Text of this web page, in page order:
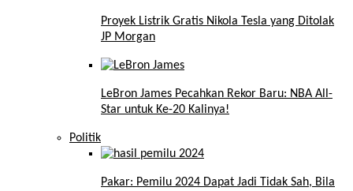
Proyek Listrik Gratis Nikola Tesla yang Ditolak
JP Morgan
LeBron James Pecahkan Rekor Baru: NBA All-
Star untuk Ke-20 Kalinya!
Politik
Pakar: Pemilu 2024 Dapat Jadi Tidak Sah, Bila